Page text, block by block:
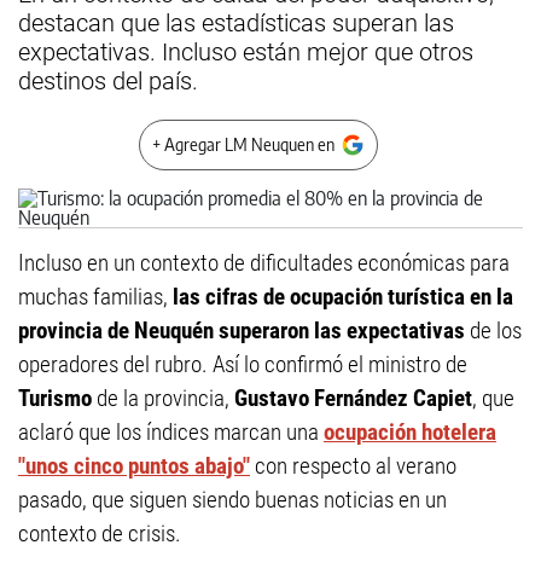
destacan que las estadísticas superan las
expectativas. Incluso están mejor que otros
destinos del país.
+ Agregar LM Neuquen en
Incluso en un contexto de dificultades económicas para
muchas familias, las cifras de ocupación turística en la
provincia de Neuquén superaron las expectativas de los
operadores del rubro. Así lo confirmó el ministro de
Turismo de la provincia, Gustavo Fernández Capiet, que
aclaró que los índices marcan una ocupación hotelera
"unos cinco puntos abajo" con respecto al verano
pasado, que siguen siendo buenas noticias en un
contexto de crisis.